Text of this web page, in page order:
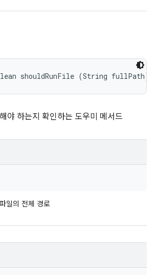
shouldRunFile (String fullPath)
야 하는지 확인하는 도우미 메서드
일의 전체 경로